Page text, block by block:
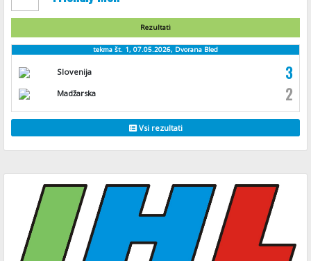
Rezultati
tekma št. 1, 07.05.2026, Dvorana Bled
Slovenija 3
Madžarska 2
Vsi rezultati